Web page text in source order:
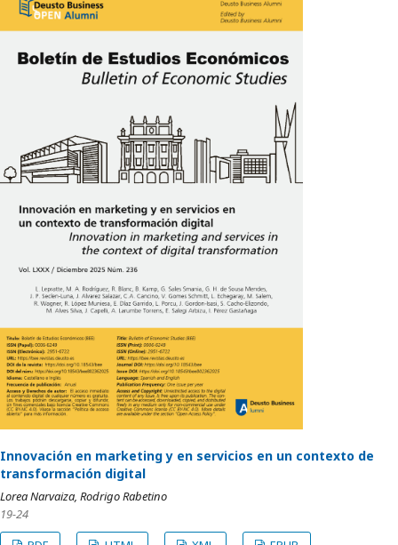
Innovación en marketing y en servicios en un contexto de
transformación digital
Lorea Narvaiza, Rodrigo Rabetino
19-24